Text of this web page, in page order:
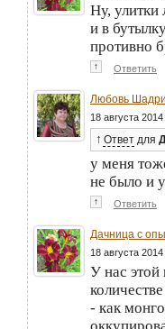
Ну, улитки
и в
противно
↑ Ответить
Любовь
18 августа
↑ Ответ для
у меня
не было и
↑ Ответить
Дачница с
18 августа
У нас этой
- как